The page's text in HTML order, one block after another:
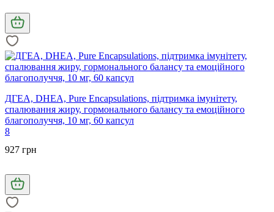
ДГЕА, DHEA, Pure Encapsulations, підтримка імунітету,
спалювання жиру, гормонального балансу та емоційного
благополуччя, 10 мг, 60 капсул
8
927 грн